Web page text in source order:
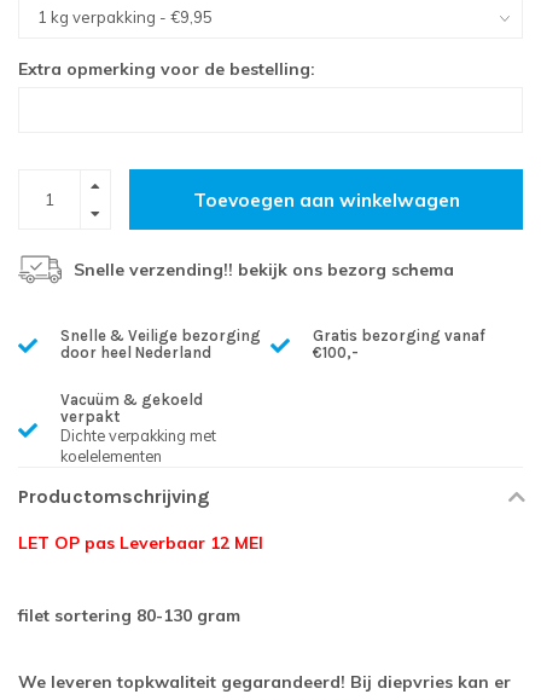
Extra opmerking voor de bestelling:
Toevoegen aan winkelwagen
Snelle verzending!! bekijk ons bezorg schema
Snelle & Veilige bezorging
door heel Nederland
Gratis bezorging vanaf
€100,-
Vacuüm & gekoeld
verpakt
Dichte verpakking met
koelelementen
Productomschrijving
LET OP pas Leverbaar 12 MEI
filet sortering 80-130 gram
We leveren topkwaliteit gegarandeerd! Bij diepvries kan er